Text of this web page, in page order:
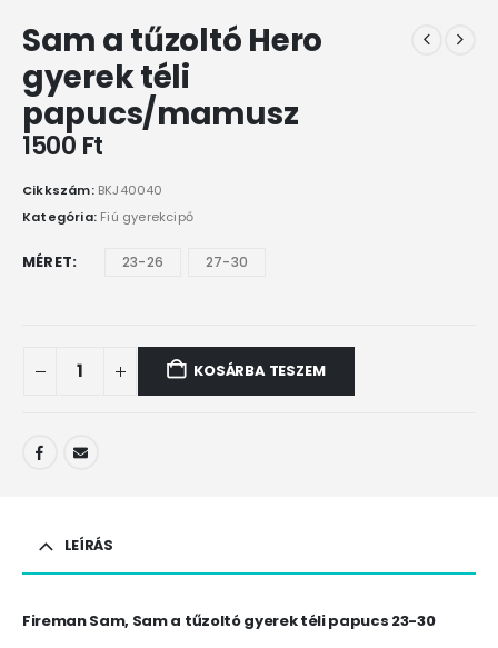
Sam a tűzoltó Hero
gyerek téli
papucs/mamusz
1500 Ft
Cikkszám: BKJ40040
Kategória: Fiú gyerekcipő
MÉRET 23-26 27-30
KOSÁRBA TESZEM
LEÍRÁS
Fireman Sam, Sam a tűzoltó gyerek téli papucs 23-30